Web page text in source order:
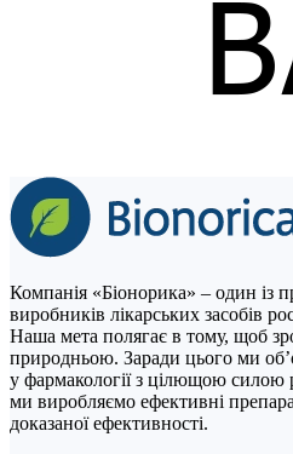
Компанія «Біонорика» ‒ один із
виробників лікарських засобів
Наша мета полягає в тому, щоб
природньою. Заради цього ми
у фармакології з цілющою силою
ми виробляємо ефективні
доказаної ефективності.